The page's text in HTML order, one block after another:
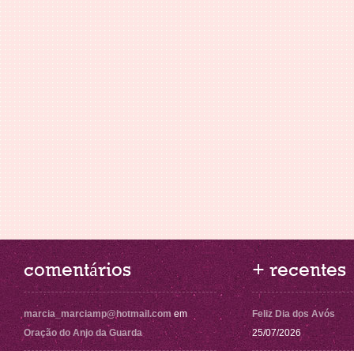
comentários
marcia_marciamp@hotmail.com em
Oração do Anjo da Guarda
+ recentes
Feliz Dia dos Avós
25/07/2026